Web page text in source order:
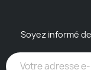
Soyez informé